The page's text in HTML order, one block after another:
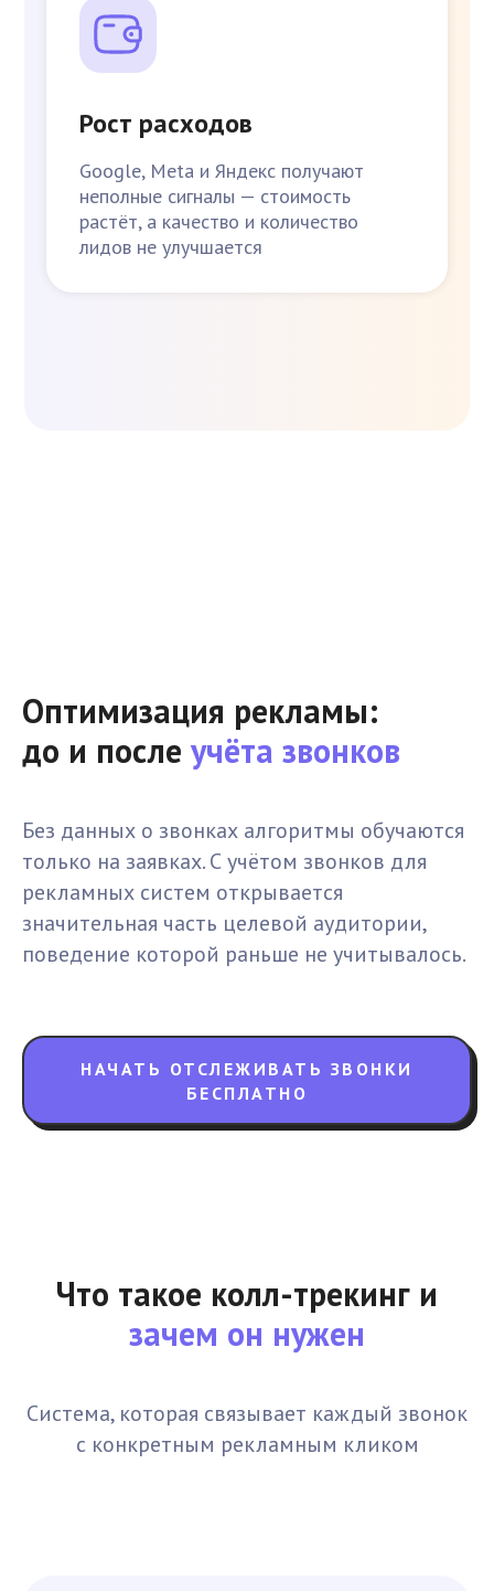
Рост расходов
Google, Meta и Яндекс получают
неполные сигналы — стоимость
растёт, а качество и количество
лидов не улучшается
Оптимизация рекламы:
до и после учёта звонков
Без данных о звонках алгоритмы обучаются
только на заявках. С учётом звонков для
рекламных систем открывается
значительная часть целевой аудитории,
поведение которой раньше не учитывалось.
НАЧАТЬ ОТСЛЕЖИВАТЬ ЗВОНКИ
БЕСПЛАТНО
Что такое колл-трекинг и
зачем он нужен
Система, которая связывает каждый звонок
с конкретным рекламным кликом